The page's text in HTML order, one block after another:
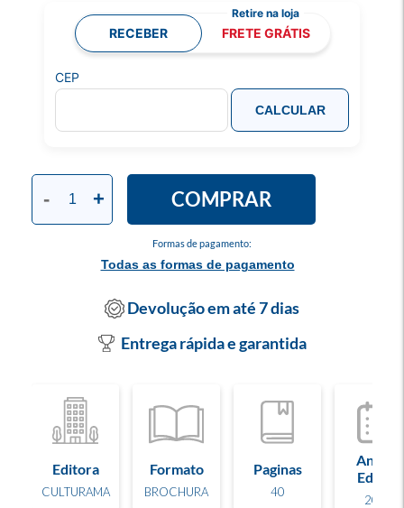
Formas de pagamento:
Todas as formas de pagamento
- + COMPRAR
RECEBER FRETE GRÁTIS
CEP
CALCULAR
Devolução em até 7 dias
Entrega rápida e garantida
Editora
CULTURAMA
Formato
BROCHURA
Paginas
40
Ano de
Edição
2026